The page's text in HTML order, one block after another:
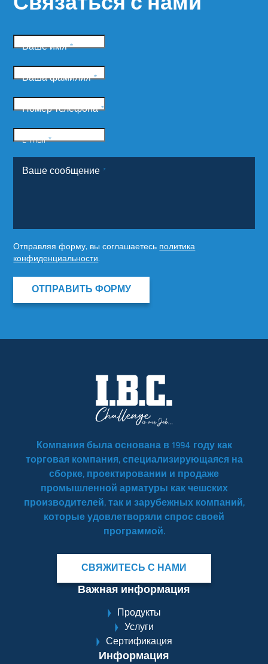
Ваше имя*
Ваша фамилия*
Номер телефона*
E-mail*
Ваше сообщение *
Отправляя форму, вы соглашаетесь политика
конфиденциальности.
ОТПРАВИТЬ ФОРМУ
Компания была основана в 1994 году как
торговая компания, специализирующаяся на
сборке, проектировании и продаже
промышленной арматуры как чешских
производителей, так и зарубежных компаний,
которые удовлетворяли спрос своей
программой.
СВЯЖИТЕСЬ С НАМИ
Важная информация
Продукты
Услуги
Сертификация
Информация